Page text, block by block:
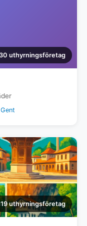
uthyrningsföretag
uthyrningsföretag